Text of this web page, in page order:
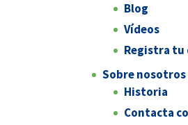
Blog
Vídeos
Registra tu
Sobre nosotros
Historia
Contacta